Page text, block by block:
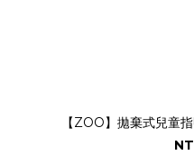
【ZOO】拋棄式兒童